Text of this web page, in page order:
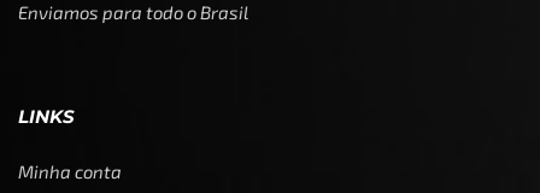
Enviamos para todo o Brasil
LINKS
Minha conta